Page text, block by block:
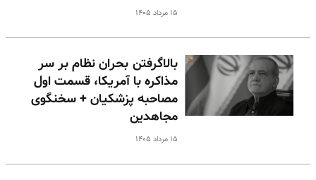
۱۵ مرداد ۱۴۰۵
بالا‌گرفتن بحران نظام بر سر
مذاکره با آمریکا، قسمت اول
مصاحبه پزشکیان + سخنگوی
مجاهدین
۱۵ مرداد ۱۴۰۵